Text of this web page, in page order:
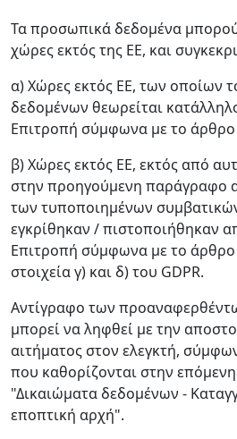
Τα προσωπικά δεδομένα
χώρες εκτός της ΕΕ, και
α) Χώρες εκτός ΕΕ, των οποίων
δεδομένων θεωρείται
Επιτροπή σύμφωνα με το άρθρο
β) Χώρες εκτός ΕΕ, εκτός από
στην προηγούμενη παράγραφο
των τυποποιημένων
εγκρίθηκαν / πιστοποιήθηκαν
Επιτροπή σύμφωνα με το
στοιχεία γ) και δ) του GDPR.
Αντίγραφο των
μπορεί να ληφθεί με την
αιτήματος στον ελεγκτή,
που καθορίζονται στην
"Δικαιώματα δεδομένων -
εποπτική αρχή".